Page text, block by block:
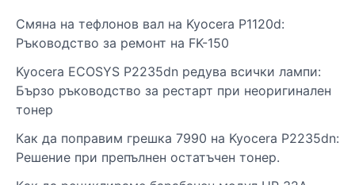
Смяна на тефлонов вал на Kyocera P1120d:
Ръководство за ремонт на FK-150
Kyocera ECOSYS P2235dn редува всички лампи:
Бързо ръководство за рестарт при неоригинален
тонер
Как да поправим грешка 7990 на Kyocera P2235dn:
Решение при препълнен остатъчен тонер.